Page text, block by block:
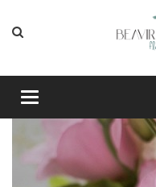
Toggle